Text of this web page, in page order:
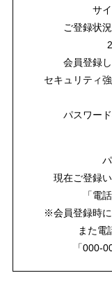
サ
ご登録状
会員登録
セキュリティ
パスワー
現在ご登録
「電
※会員登録時に
また電
「000-